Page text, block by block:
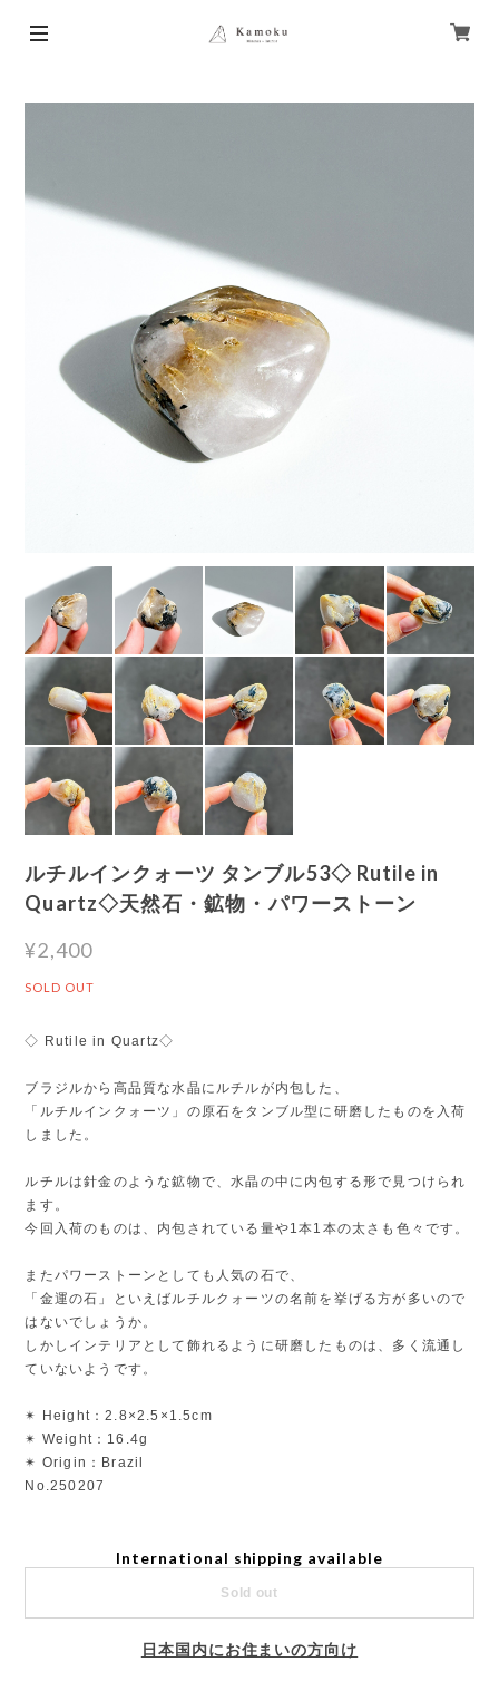
ルチルインクォーツ タンブル53◇ Rutile in
Quartz◇天然石・鉱物・パワーストーン
¥2,400
SOLD OUT
◇ Rutile in Quartz◇
ブラジルから高品質な水晶にルチルが内包した、
「ルチルインクォーツ」の原石をタンブル型に研磨したものを入荷
しました。
ルチルは針金のような鉱物で、水晶の中に内包する形で見つけられ
ます。
今回入荷のものは、内包されている量や1本1本の太さも色々です。
またパワーストーンとしても人気の石で、
「金運の石」といえばルチルクォーツの名前を挙げる方が多いので
はないでしょうか。
しかしインテリアとして飾れるように研磨したものは、多く流通し
ていないようです。
✴︎ Height：2.8×2.5×1.5cm
✴︎ Weight：16.4g
✴︎ Origin：Brazil
No.250207
International shipping available
Sold out
日本国内にお住まいの方向け